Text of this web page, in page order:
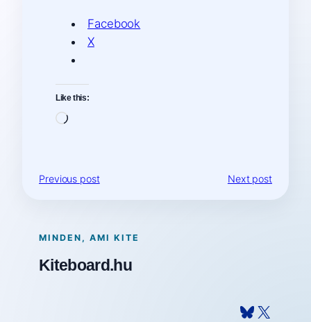
Facebook
X
Like this:
Loading…
Previous post Next post
MINDEN, AMI KITE
Kiteboard.hu
Bluesky X